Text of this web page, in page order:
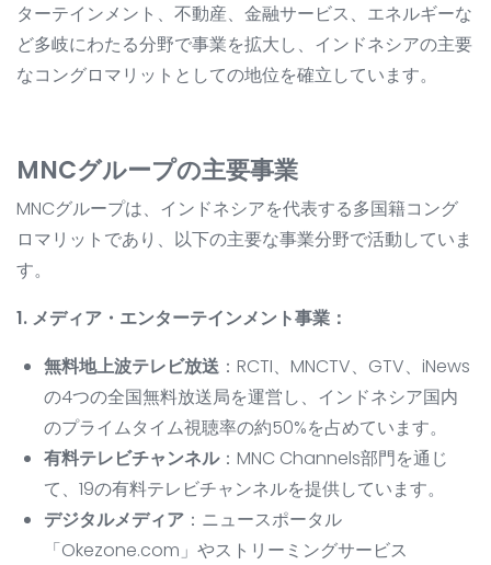
ターテインメント、不動産、金融サービス、エネルギーな
ど多岐にわたる分野で事業を拡大し、インドネシアの主要
なコングロマリットとしての地位を確立しています。
MNCグループの主要事業
MNCグループは、インドネシアを代表する多国籍コング
ロマリットであり、以下の主要な事業分野で活動していま
す。
1. メディア・エンターテインメント事業：
無料地上波テレビ放送 ：RCTI、MNCTV、GTV、iNews
の4つの全国無料放送局を運営し、インドネシア国内
のプライムタイム視聴率の約50%を占めています。
有料テレビチャンネル：MNC Channels部門を通じ
て、19の有料テレビチャンネルを提供しています。
デジタルメディア ：ニュースポータル
「Okezone.com」やストリーミングサービス